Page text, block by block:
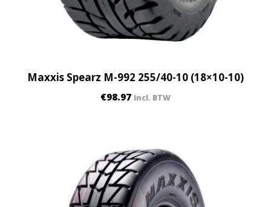
Maxxis Spearz M-992 255/40-10 (18×10-10)
€98.97 incl. BTW